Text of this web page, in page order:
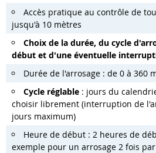
Accès pratique au contrôle de
jusqu'à 10 mètres
Choix de la durée, du cycle
début et d'une éventuelle
Durée de l'arrosage : de 0 à 360
Cycle réglable : jours du
choisir librement (interruption de
jours maximum)
Heure de début : 2 heures de
exemple pour un arrosage 2 fois